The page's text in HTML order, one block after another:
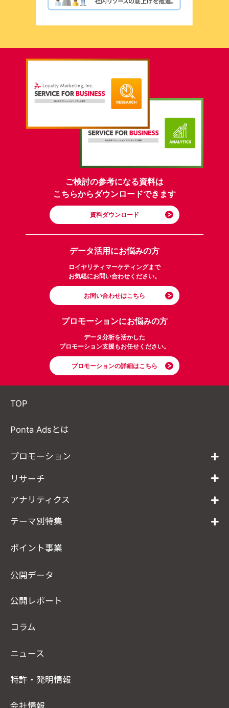
ご検討の参考になる資料は
こちらからダウンロードできます
資料ダウンロード
データ活用にお悩みの方
ロイヤリティマーケティングまで
お気軽にお問い合わせください。
お問い合わせはこちら
プロモーションにお悩みの方
データ分析を活かした
プロモーション支援もお任せください。
プロモーションの詳細はこちら
TOP
Ponta Adsとは
プロモーション
リサーチ
アナリティクス
テーマ別特集
ポイント事業
公開データ
公開レポート
コラム
ニュース
特許・発明情報